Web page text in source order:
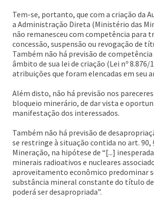
Tem-se, portanto, que com a criação da
a Administração Direta (Ministério das
não remanesceu com competência para
concessão, suspensão ou revogação de
Também não há previsão de competência
âmbito de sua lei de criação (Lei nº 8.876/
atribuições que foram elencadas em seu
Além disto, não há previsão nos
bloqueio minerário, de dar vista e
manifestação dos interessados.
Também não há previsão de
se restringe à situação contida no art. 90,
Mineração, na hipótese de “[...]
minerais radioativos e nucleares
aproveitamento econômico predominar
substância mineral constante do título
poderá ser desapropriada”.